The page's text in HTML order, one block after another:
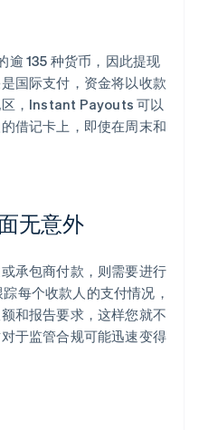
135 种货币，因此提现
国际支付，资金将以收款
，Instant Payouts 可以
借记卡上，即使在周末和
无意外
承包商付款，则需要进行
每个收款人的支付情况，
和报告要求，这样您就不
于监管合规可能迅速变得